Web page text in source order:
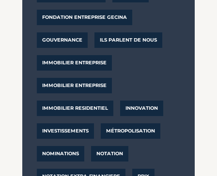
FONDATION ENTREPRISE GECINA
GOUVERNANCE ILS PARLENT DE NOUS
IMMOBILIER ENTREPRISE
IMMOBILIER ENTREPRISE
IMMOBILIER RESIDENTIEL INNOVATION
INVESTISSEMENTS MÉTROPOLISATION
NOMINATIONS NOTATION